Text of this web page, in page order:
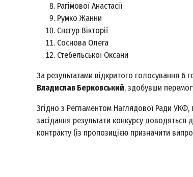
Рагімової Анастасії
Румко Жанни
Снєгур Вікторії
Соснова Олега
Стебельської Оксани
За результатами відкритого голосування 6
Владислав Берковський, здобувши
Згідно з Регламентом Наглядової Ради
засідання результати конкурсу
контракту (із пропозицією призначити